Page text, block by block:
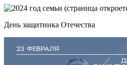
День защитника Отечества